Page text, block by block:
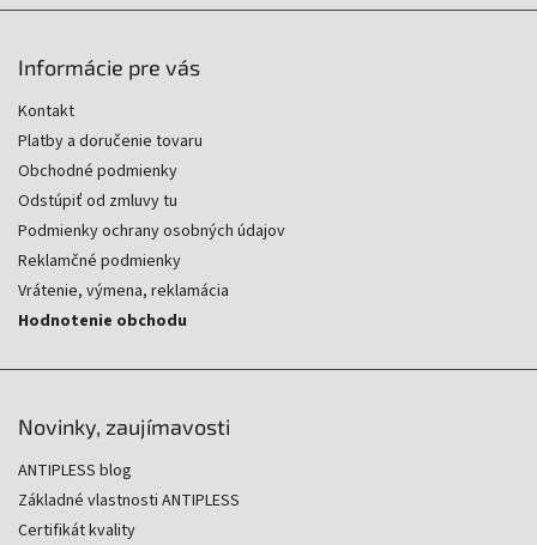
Informácie pre vás
Kontakt
Platby a doručenie tovaru
Obchodné podmienky
Odstúpiť od zmluvy tu
Podmienky ochrany osobných údajov
Reklamčné podmienky
Vrátenie, výmena, reklamácia
Hodnotenie obchodu
Novinky, zaujímavosti
ANTIPLESS blog
Základné vlastnosti ANTIPLESS
Certifikát kvality